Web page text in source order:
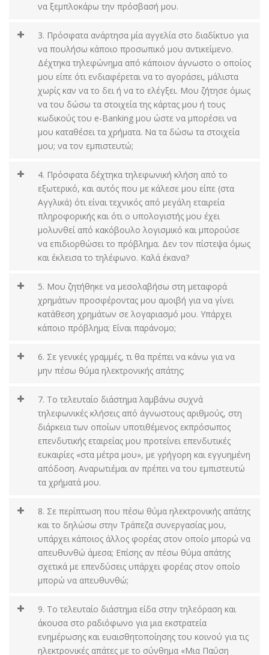
να ξεμπλοκάρω την πρόσβασή μου.
3. Πρόσφατα ανάρτησα μία αγγελία στο διαδίκτυο για
να πουλήσω κάποιο προσωπικό μου αντικείμενο.
Δέχτηκα τηλεφώνημα από κάποιον άγνωστο ο οποίος
μου είπε ότι ενδιαφέρεται να το αγοράσει, μάλιστα
χωρίς καν να το δει ή να το ελέγξει. Μου ζήτησε όμως
να του δώσω τα στοιχεία της κάρτας μου ή τους
κωδικούς του e-Banking μου ώστε να μπορέσει να
μου καταθέσει τα χρήματα. Να τα δώσω τα στοιχεία
μου; να τον εμπιστευτώ;
4. Πρόσφατα δέχτηκα τηλεφωνική κλήση από το
εξωτερικό, και αυτός που με κάλεσε μου είπε (στα
Αγγλικά) ότι είναι τεχνικός από μεγάλη εταιρεία
πληροφορικής και ότι ο υπολογιστής μου έχει
μολυνθεί από κακόβουλο λογισμικό και μπορούσε
να επιδιορθώσει το πρόβλημα. Δεν τον πίστεψα όμως
και έκλεισα το τηλέφωνο. Καλά έκανα?
5. Μου ζητήθηκε να μεσολαβήσω στη μεταφορά
χρημάτων προσφέροντας μου αμοιβή για να γίνει
κατάθεση χρημάτων σε λογαριασμό μου. Υπάρχει
κάποιο πρόβλημα; Είναι παράνομο;
6. Σε γενικές γραμμές, τι θα πρέπει να κάνω για να
μην πέσω θύμα ηλεκτρονικής απάτης;
7. Το τελευταίο διάστημα λαμβάνω συχνά
τηλεφωνικές κλήσεις από άγνωστους αριθμούς, στη
διάρκεια των οποίων υποτιθέμενος εκπρόσωπος
επενδυτικής εταιρείας μου προτείνει επενδυτικές
ευκαιρίες «στα μέτρα μου», με γρήγορη και εγγυημένη
απόδοση. Αναρωτιέμαι αν πρέπει να του εμπιστευτώ
τα χρήματά μου.
8. Σε περίπτωση που πέσω θύμα ηλεκτρονικής απάτης
και το δηλώσω στην Τράπεζα συνεργασίας μου,
υπάρχει κάποιος άλλος φορέας στον οποίο μπορώ να
απευθυνθώ άμεσα; Επίσης αν πέσω θύμα απάτης
σχετικά με επενδύσεις υπάρχει φορέας στον οποίο
μπορώ να απευθυνθώ;
9. Το τελευταίο διάστημα είδα στην τηλεόραση και
άκουσα στο ραδιόφωνο για μια εκστρατεία
ενημέρωσης και ευαισθητοποίησης του κοινού για τις
ηλεκτρονικές απάτες με το σύνθημα «Μια Παύση